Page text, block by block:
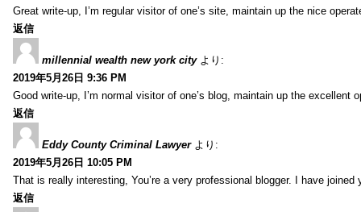
Great write-up, I’m regular visitor of one’s site, maintain up the nice
返信
millennial wealth new york city より:
2019年5月26日 9:36 PM
Good write-up, I’m normal visitor of one’s blog, maintain up the excellent
返信
Eddy County Criminal Lawyer より:
2019年5月26日 10:05 PM
That is really interesting, You’re a very professional blogger. I have
返信